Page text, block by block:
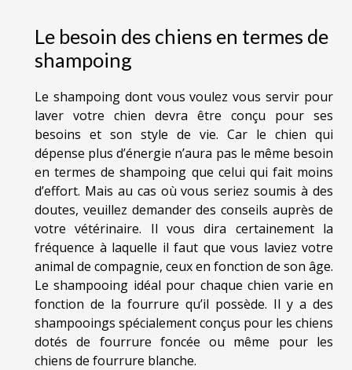
Le besoin des chiens en termes de
shampoing
Le shampoing dont vous voulez vous servir pour
laver votre chien devra être conçu pour ses
besoins et son style de vie. Car le chien qui
dépense plus d’énergie n’aura pas le même besoin
en termes de shampoing que celui qui fait moins
d’effort. Mais au cas où vous seriez soumis à des
doutes, veuillez demander des conseils auprès de
votre vétérinaire. Il vous dira certainement la
fréquence à laquelle il faut que vous laviez votre
animal de compagnie, ceux en fonction de son âge.
Le shampooing idéal pour chaque chien varie en
fonction de la fourrure qu’il possède. Il y a des
shampooings spécialement conçus pour les chiens
dotés de fourrure foncée ou même pour les
chiens de fourrure blanche.